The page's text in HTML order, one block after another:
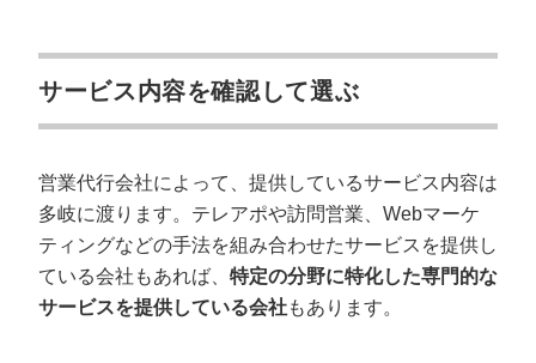
サービス内容を確認して選ぶ
営業代行会社によって、提供しているサービス内容は
多岐に渡ります。テレアポや訪問営業、Webマーケ
ティングなどの手法を組み合わせたサービスを提供し
ている会社もあれば、 特定の分野に特化した専門的な
サービスを提供している会社もあります。